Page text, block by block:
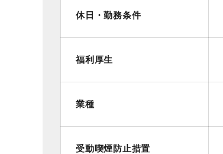
休日・勤務条件
福利厚生
業種
受動喫煙防止措置